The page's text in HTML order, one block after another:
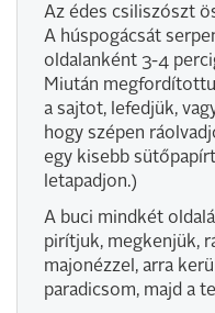
Az édes csiliszószt
A húspogácsát
oldalanként 3-4
Miután
a sajtot, lefedjük,
hogy szépen
egy kisebb
letapadjon.)
A buci mindkét
pirítjuk, megkenjük,
majonézzel, arra
paradicsom, majd a